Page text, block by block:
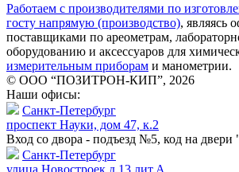
Работаем с производителями по
госту напрямую (производство), являясь
поставщиками по ареометрам,
оборудованию и аксессуаров для
измерительным приборам и манометрии.
© ООО “ПОЗИТРОН-КИП”, 2026
Наши офисы:
Санкт-Петербург
проспект Науки, дом 47, к.2
Вход со двора - подъезд №5, код на двери
Санкт-Петербург
улица Новостроек д.13 лит.А